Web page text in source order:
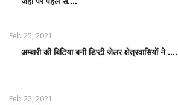
Feb 25, 2021
EDUCATION
अम्बारी की बिटिया बनी डिप्टी जेलर क्षेत्रवासियों ने ....
Feb 22, 2021